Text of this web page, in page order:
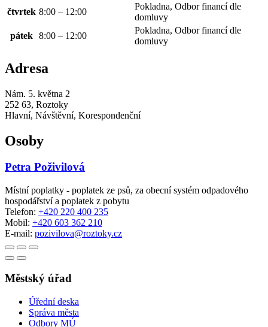
čtvrtek 8:00 – 12:00
Pokladna, Odbor financí dle
domluvy
pátek 8:00 – 12:00
Pokladna, Odbor financí dle
domluvy
Adresa
Nám. 5. května 2
252 63, Roztoky
Hlavní, Návštěvní, Korespondenční
Osoby
Petra Poživilová
Místní poplatky - poplatek ze psů, za obecní systém odpadového
hospodářství a poplatek z pobytu
Telefon: +420 220 400 235
Mobil: +420 603 362 210
E-mail: pozivilova@roztoky.cz
Městský úřad
Úřední deska
Správa města
Odbory MÚ